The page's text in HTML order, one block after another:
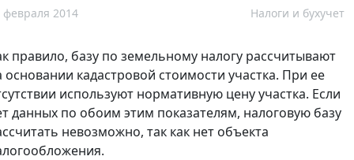
февраля 2014 Налоги и бухучет
правило, базу по земельному налогу рассчитывают
основании кадастровой стоимости участка. При ее
используют нормативную цену участка. Если
данных по обоим этим показателям, налоговую базу
невозможно, так как нет объекта